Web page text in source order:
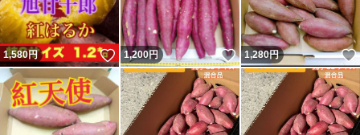
1,580円 いいね！
1,200円 いいね！
1,280円